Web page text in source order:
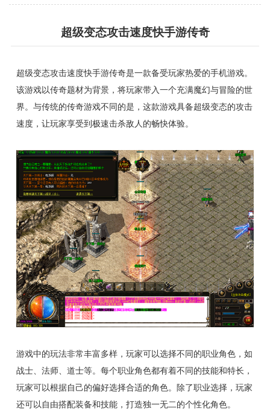
超级变态攻击速度快手游传奇
超级变态攻击速度快手游传奇是一款备受玩家热爱的手机游戏。
该游戏以传奇题材为背景，将玩家带入一个充满魔幻与冒险的世
界。与传统的传奇游戏不同的是，这款游戏具备超级变态的攻击
速度，让玩家享受到极速击杀敌人的畅快体验。
游戏中的玩法非常丰富多样，玩家可以选择不同的职业角色，如
战士、法师、道士等。每个职业角色都有着不同的技能和特长，
玩家可以根据自己的偏好选择合适的角色。除了职业选择，玩家
还可以自由搭配装备和技能，打造独一无二的个性化角色。